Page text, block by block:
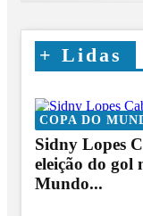
+ Lidas
COPA DO
Sidny Lopes
eleição do gol
Mundo...